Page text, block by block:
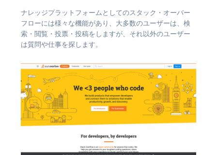
ナレッジプラットフォームとしてのスタック・オーバー
フローには様々な機能があり、大多数のユーザーは、検
索・閲覧・投票・投稿をしますが、それ以外のユーザー
は質問や仕事を探します。